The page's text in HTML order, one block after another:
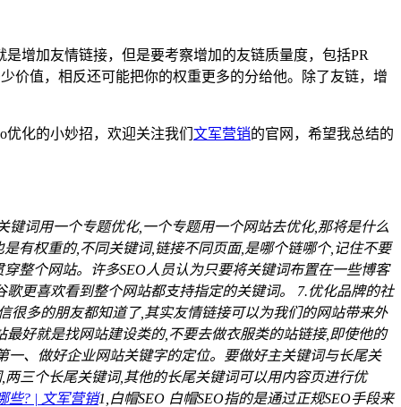
增加友情链接，但是要考察增加的友链质量度，包括PR
价值，相反还可能把你的权重更多的分给他。除了友链，增
化的小妙招，欢迎关注我们 文军营销的官网，希望我总结的
词用一个专题优化,一个专题用一个网站去优化,那将是什么
有权重的,不同关键词,链接不同页面,是哪个链哪个,记住不要
整个网站。许多SEO人员认为只要将关键词布置在一些博客
更喜欢看到整个网站都支持指定的关键词。 7.优化品牌的社
很多的朋友都知道了,其实友情链接可以为我们的网站带来外
好就是找网站建设类的,不要去做衣服类的站链接,即使他的
一、做好企业网站关键字的定位。要做好主关键词与长尾关
三个长尾关键词,其他的长尾关键词可以用内容页进行优
些? | 文军营销1,白帽SEO 白帽SEO指的是通过正规SEO手段来